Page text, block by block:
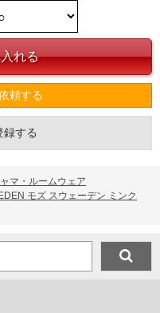
頼する
録する
マ・ルームウェア
モズ スウェーデン ミンク